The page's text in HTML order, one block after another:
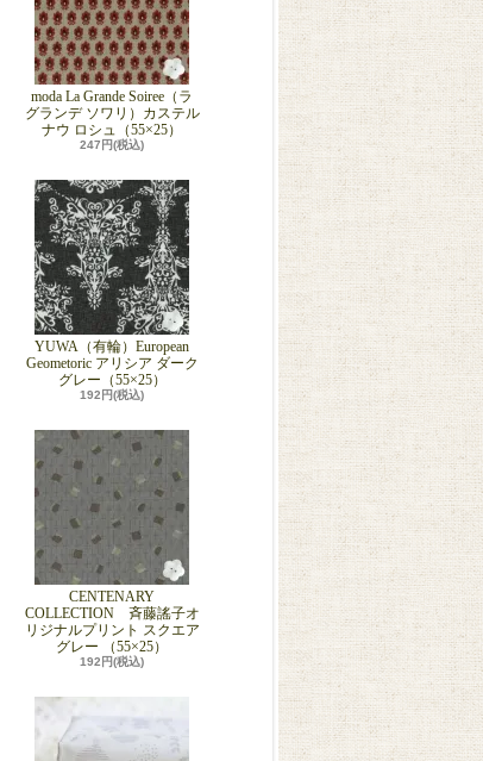
moda La Grande Soiree（ラ
グランデ ソワリ）カステル
ナウ ロシュ（55×25）
247円(税込)
YUWA（有輪）European
Geometoric アリシア ダーク
グレー（55×25）
192円(税込)
CENTENARY
COLLECTION 斉藤謠子オ
リジナルプリント スクエア
グレー （55×25）
192円(税込)